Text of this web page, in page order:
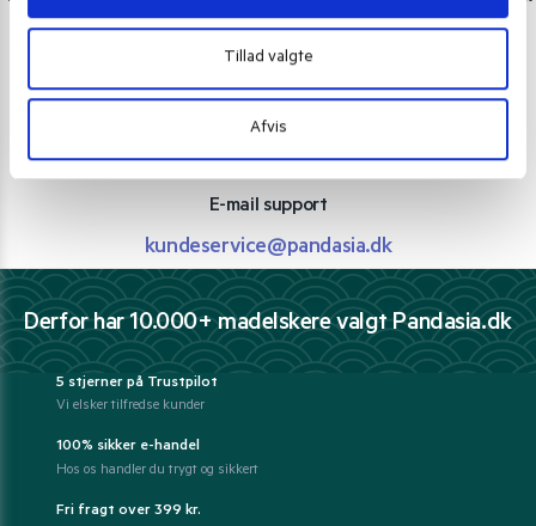
Tillad valgte
Afvis
Personlig rådgivning med et smil
Vi guider dig igennem asiatisk mad
Telefon support
E-mail support
kundeservice@pandasia.dk
Derfor har 10.000+ madelskere valgt Pandasia.dk
5 stjerner på Trustpilot
Vi elsker tilfredse kunder
100% sikker e-handel
Hos os handler du trygt og sikkert
Fri fragt over 399 kr.